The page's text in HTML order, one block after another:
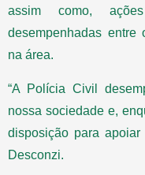
assim como,
desempenhadas entre
na área.
“A Polícia Civil
nossa sociedade e,
disposição para
Desconzi.